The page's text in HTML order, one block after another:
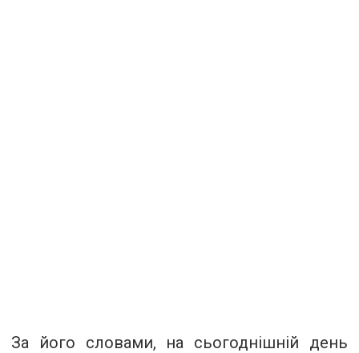
За його словами, на сьогоднішній день